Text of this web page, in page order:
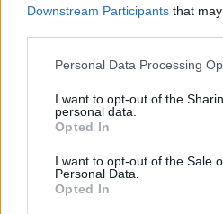
Downstream Participants that
Please note that this website/app
not limited to your visit or usage
grant or deny consent to Google
use your data for below specified
consent section.
Personal Data Processing
I want to opt-out of the
personal data.
Opted In
I want to opt-out of the Sale
Personal Data.
Opted In
Rómeót alakítóSam Troughton
szerepében modern öltözékben
tagja azonban Erzsébet-kori
nyitójelenetben Rómeó
kezében kamerával, s miközben
idegenvezető Veronáról szóló
a városról. Lassan beleolvad a